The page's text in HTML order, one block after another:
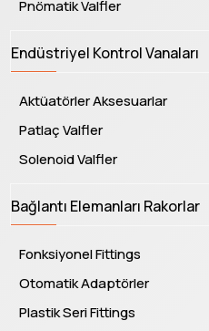
Pnömatik Valfler
Endüstriyel Kontrol Vanaları
Aktüatörler Aksesuarlar
Patlaç Valfler
Solenoid Valfler
Bağlantı Elemanları Rakorlar
Fonksiyonel Fittings
Otomatik Adaptörler
Plastik Seri Fittings